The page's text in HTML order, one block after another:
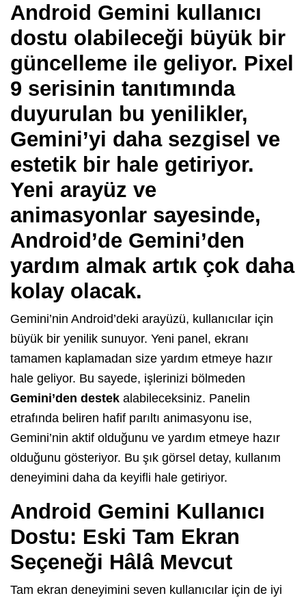
Android Gemini kullanıcı
dostu olabileceği büyük bir
güncelleme ile geliyor. Pixel
9 serisinin tanıtımında
duyurulan bu yenilikler,
Gemini’yi daha sezgisel ve
estetik bir hale getiriyor.
Yeni arayüz ve
animasyonlar sayesinde,
Android’de Gemini’den
yardım almak artık çok daha
kolay olacak.
Gemini’nin Android’deki arayüzü, kullanıcılar için
büyük bir yenilik sunuyor. Yeni panel, ekranı
tamamen kaplamadan size yardım etmeye hazır
hale geliyor. Bu sayede, işlerinizi bölmeden
Gemini’den destek alabileceksiniz. Panelin
etrafında beliren hafif parıltı animasyonu ise,
Gemini’nin aktif olduğunu ve yardım etmeye hazır
olduğunu gösteriyor. Bu şık görsel detay, kullanım
deneyimini daha da keyifli hale getiriyor.
Android Gemini Kullanıcı
Dostu: Eski Tam Ekran
Seçeneği Hâlâ Mevcut
Tam ekran deneyimini seven kullanıcılar için de iyi